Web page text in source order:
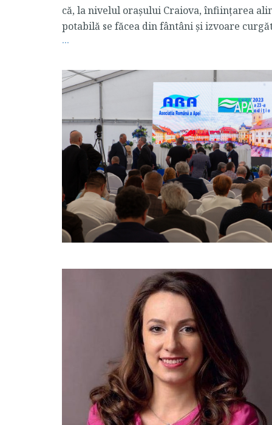
că, la nivelul orașului Craiova, înființarea
potabilă se făcea din fântâni și izvoare
...